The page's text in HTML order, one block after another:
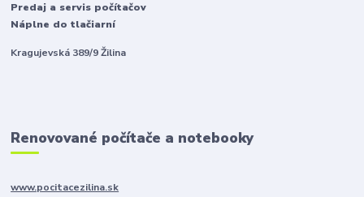
Predaj a servis počítačov
Náplne do tlačiarní
Kragujevská 389/9 Žilina
Renovované počítače a notebooky
www.pocitacezilina.sk